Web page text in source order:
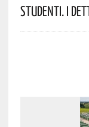
Studenti. I